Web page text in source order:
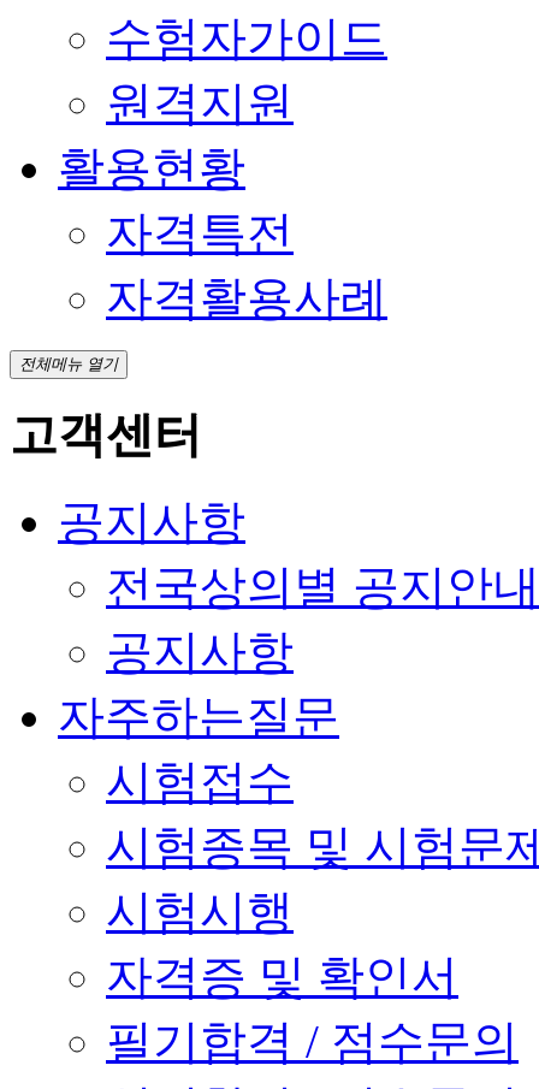
수험자가이드
원격지원
활용현황
자격특전
자격활용사례
전체메뉴 열기
고객센터
공지사항
전국상의별 공지안내
공지사항
자주하는질문
시험접수
시험종목 및 시험문
시험시행
자격증 및 확인서
필기합격 / 점수문의